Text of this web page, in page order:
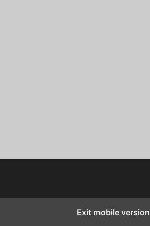
Exit mobile version